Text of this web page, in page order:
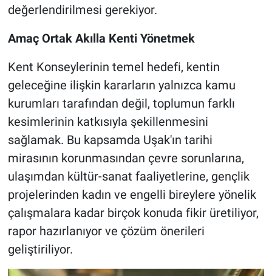
değerlendirilmesi gerekiyor.
Amaç Ortak Akılla Kenti Yönetmek
Kent Konseylerinin temel hedefi, kentin
geleceğine ilişkin kararların yalnızca kamu
kurumları tarafından değil, toplumun farklı
kesimlerinin katkısıyla şekillenmesini
sağlamak. Bu kapsamda Uşak'ın tarihi
mirasının korunmasından çevre sorunlarına,
ulaşımdan kültür-sanat faaliyetlerine, gençlik
projelerinden kadın ve engelli bireylere yönelik
çalışmalara kadar birçok konuda fikir üretiliyor,
rapor hazırlanıyor ve çözüm önerileri
geliştiriliyor.